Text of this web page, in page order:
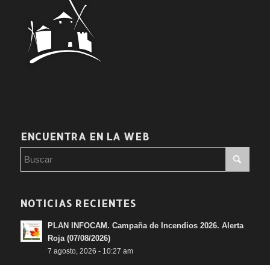
ENCUENTRA EN LA WEB
NOTICIAS RECIENTES
PLAN INFOCAM. Campaña de Incendios 2026. Alerta
Roja (07/08/2026)
7 agosto, 2026 - 10:27 am